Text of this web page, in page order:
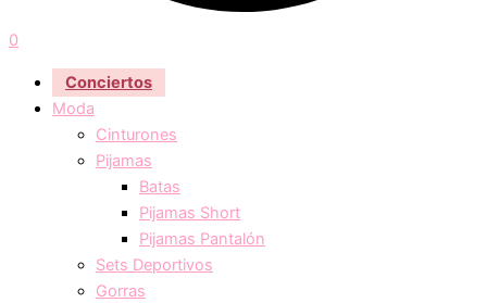
0
Conciertos
Moda
Cinturones
Pijamas
Batas
Pijamas Short
Pijamas Pantalón
Sets Deportivos
Gorras